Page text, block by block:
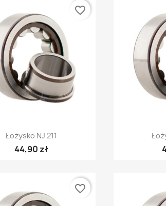
Szybki podgląd
Łożysko NJ 211
44,90 zł
favorite_border

favorite_border